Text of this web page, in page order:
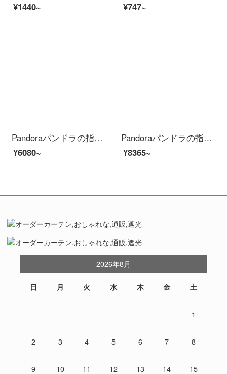
¥1440~
¥747~
Pandoraパンドラの指輪女性バラゴールドの3つのピンクの菊の指輪188792 C 01ファッションアクセサリーは彼女にプレゼントします。
¥6080~
Pandoraパンドラの指輪女性バラ色の長い桃の花シリーズPandoraRoseの指輪18808 NCCMXファッションアクセサリーは彼女にプレゼントします。
¥8365~
2026年8月
日 月 火 水 木 金 土
1
2 3 4 5 6 7 8
9 10 11 12 13 14 15